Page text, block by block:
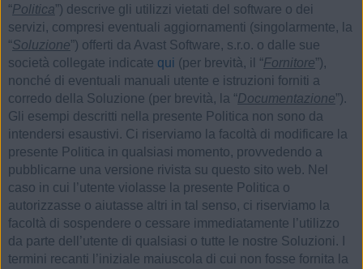
“Politica”) descrive gli utilizzi vietati del software o dei
servizi, compresi eventuali aggiornamenti (singolarmente, la
“Soluzione”) offerti da Avast Software, s.r.o. o dalle sue
società collegate indicate qui (per brevità, il “Fornitore”),
nonché di eventuali manuali utente e istruzioni forniti a
corredo della Soluzione (per brevità, la “Documentazione”).
Gli esempi descritti nella presente Politica non sono da
intendersi esaustivi. Ci riserviamo la facoltà di modificare la
presente Politica in qualsiasi momento, provvedendo a
pubblicarne una versione rivista su questo sito web. Nel
caso in cui l’utente violasse la presente Politica o
autorizzasse o aiutasse altri in tal senso, ci riserviamo la
facoltà di sospendere o cessare immediatamente l’utilizzo
da parte dell’utente di qualsiasi o tutte le nostre Soluzioni. I
termini recanti l’iniziale maiuscola di cui non fosse fornita la